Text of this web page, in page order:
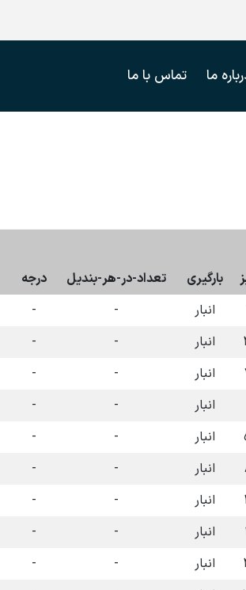
ما تماس با ما
بارگیری تعداد-در-هر-بندیل درجه
انبار -
-
انبار -
-
انبار -
-
انبار -
-
انبار -
-
انبار -
-
انبار -
-
انبار -
-
انبار -
-